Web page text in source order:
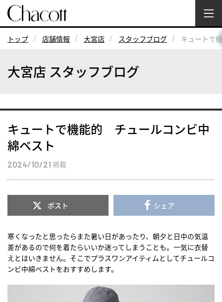
トップ 店舗情報 大宮店 スタッフブログ キュートで
大宮店 スタッフブログ
キュートで機能的 チュールコンビ中
綿ベスト
2024/10/21 掲載
ポスト シェア
寒くなったと思ったらまた暑い日があったり、朝夕と日中の気温
差があるので何を着たらいいか迷ってしまうことも。一気に衣替
えとはいきません。そこでプラスワンアイティムとしてチュールコ
ンビ中綿ベストをおすすめします。